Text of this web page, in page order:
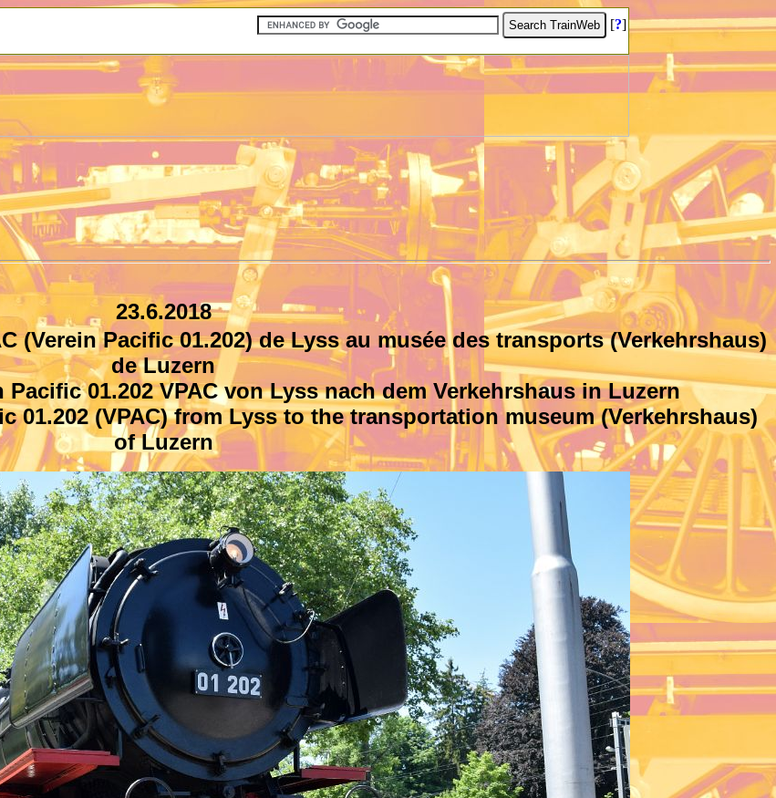
[?]
23.6.2018
(Verein Pacific 01.202) de Lyss au musée des transports (Verkehrshaus)
de Luzern
Pacific 01.202 VPACvon Lyss nach dem Verkehrshaus in Luzern
01.202 (VPAC)from Lyss to the transportation museum(Verkehrshaus)
of Luzern